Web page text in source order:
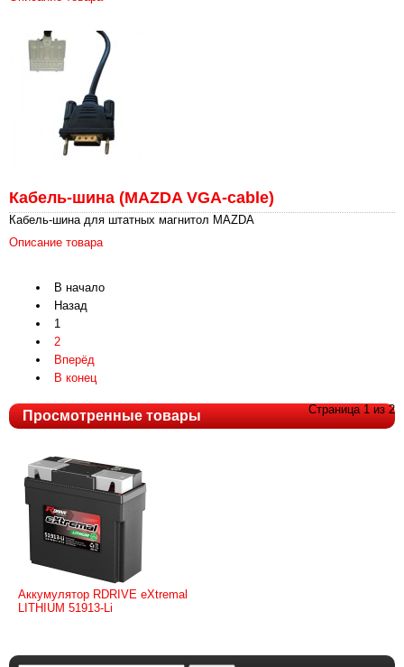
Кабель-шина (MAZDA VGA-cable)
Кабель-шина для штатных магнитол MAZDA
Описание товара
В начало
Назад
1
2
Вперёд
В конец
Страница 1 из 2
Просмотренные товары
Аккумулятор RDRIVE eXtremal
LITHIUM 51913-Li